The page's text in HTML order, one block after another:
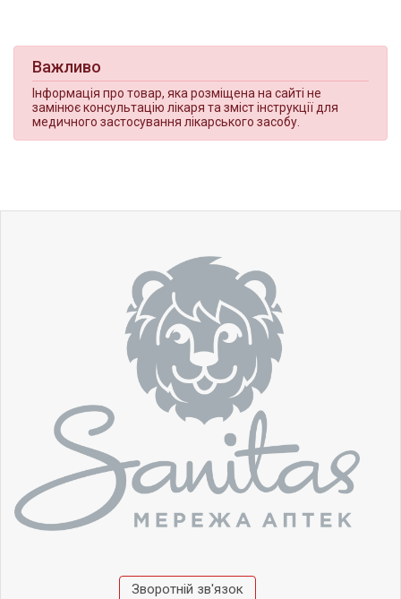
Важливо
Інформація про товар, яка розміщена на сайті не
замінює консультацію лікаря та зміст інструкції для
медичного застосування лікарського засобу.
Зворотній зв'язок